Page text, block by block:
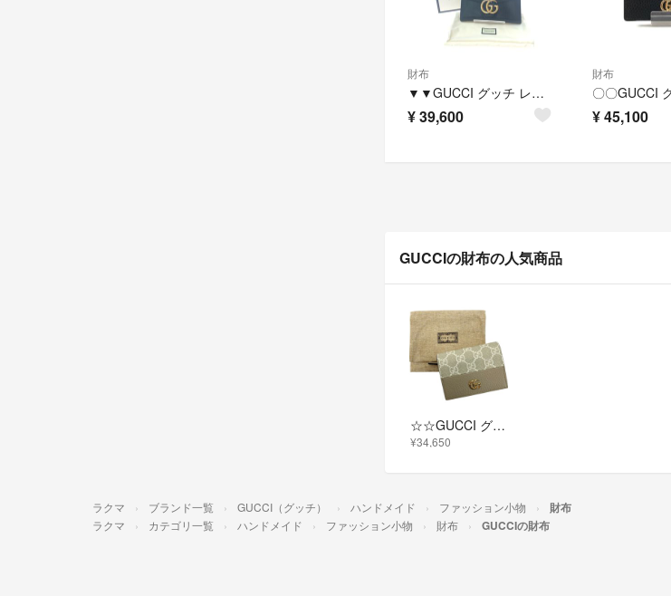
財布
▼▼GUCCI グッチ レディース 長財布 GG マーモント フラップ 400586 ブラック
¥39,600
財布
¥45,100
GUCCIの財布の人気商品
☆☆GUCCI グッチ マーモント ダブルG ミニウォレット デニムxレザー 658610 ブラック 2つ折り財布
¥34,650
ラクマ ブランド一覧 GUCCI（グッチ） ハンドメイド ファッション小物 財布
ラクマ カテゴリ一覧 ハンドメイド ファッション小物 財布 GUCCIの財布